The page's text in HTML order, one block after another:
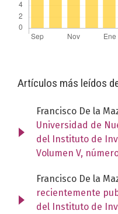
Artículos más leídos
Francisco De la
Universidad de
del Instituto de
Volumen V,
Francisco De la
recientemente
del Instituto de